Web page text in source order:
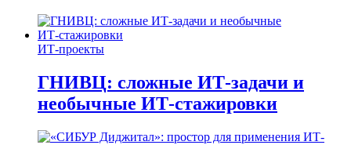
ИТ-проекты
ГНИВЦ: сложные ИТ‑задачи и
необычные ИТ‑стажировки